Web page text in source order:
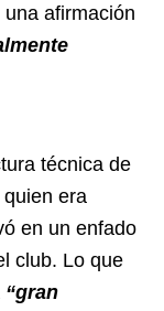
afirmación
técnica de
quien era
en un enfado
club. Lo que
“gran